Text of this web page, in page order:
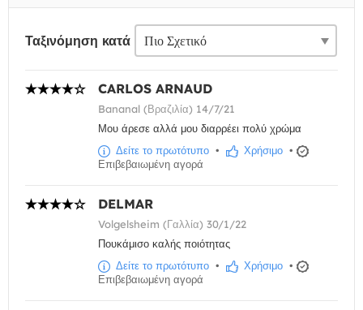
Ταξινόμηση κατά
CARLOS ARNAUD
Bananal (Βραζιλία) 14/7/21
Μου άρεσε αλλά μου διαρρέει πολύ χρώμα
Δείτε το πρωτότυπο • Χρήσιμο •
Επιβεβαιωμένη αγορά
DELMAR
Volgelsheim (Γαλλία) 30/1/22
Πουκάμισο καλής ποιότητας
Δείτε το πρωτότυπο • Χρήσιμο •
Επιβεβαιωμένη αγορά